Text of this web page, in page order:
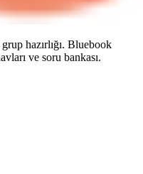
hazırlığı. Bluebook
ve soru bankası.